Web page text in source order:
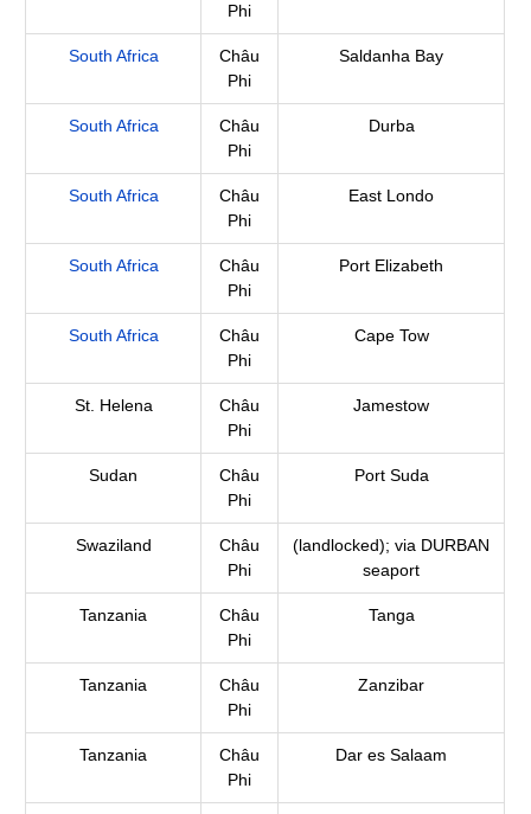
Phi
South Africa
Châu
Phi
Saldanha Bay
South Africa
Châu
Phi
Durba
South Africa
Châu
Phi
East Londo
South Africa
Châu
Phi
Port Elizabeth
South Africa
Châu
Phi
Cape Tow
St. Helena
Châu
Phi
Jamestow
Sudan
Châu
Phi
Port Suda
Swaziland
Châu
Phi
(landlocked); via DURBAN
seaport
Tanzania
Châu
Phi
Tanga
Tanzania
Châu
Phi
Zanzibar
Tanzania
Châu
Phi
Dar es Salaam